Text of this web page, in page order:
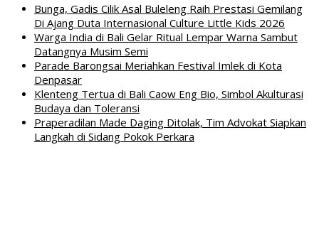
Bunga, Gadis Cilik Asal Buleleng Raih Prestasi Gemilang
Di Ajang Duta Internasional Culture Little Kids 2026
Warga India di Bali Gelar Ritual Lempar Warna Sambut
Datangnya Musim Semi
Parade Barongsai Meriahkan Festival Imlek di Kota
Denpasar
Klenteng Tertua di Bali Caow Eng Bio, Simbol Akulturasi
Budaya dan Toleransi
Praperadilan Made Daging Ditolak, Tim Advokat Siapkan
Langkah di Sidang Pokok Perkara